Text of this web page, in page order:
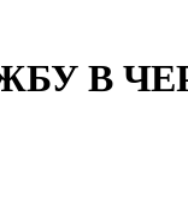
В